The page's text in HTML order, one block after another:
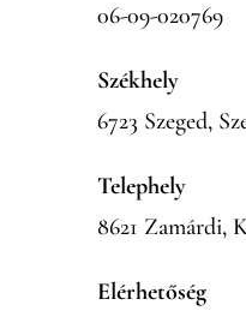
06-09-020769
Székhely
6723 Szeged,
Telephely
8621 Zamárdi,
Elérhetőség